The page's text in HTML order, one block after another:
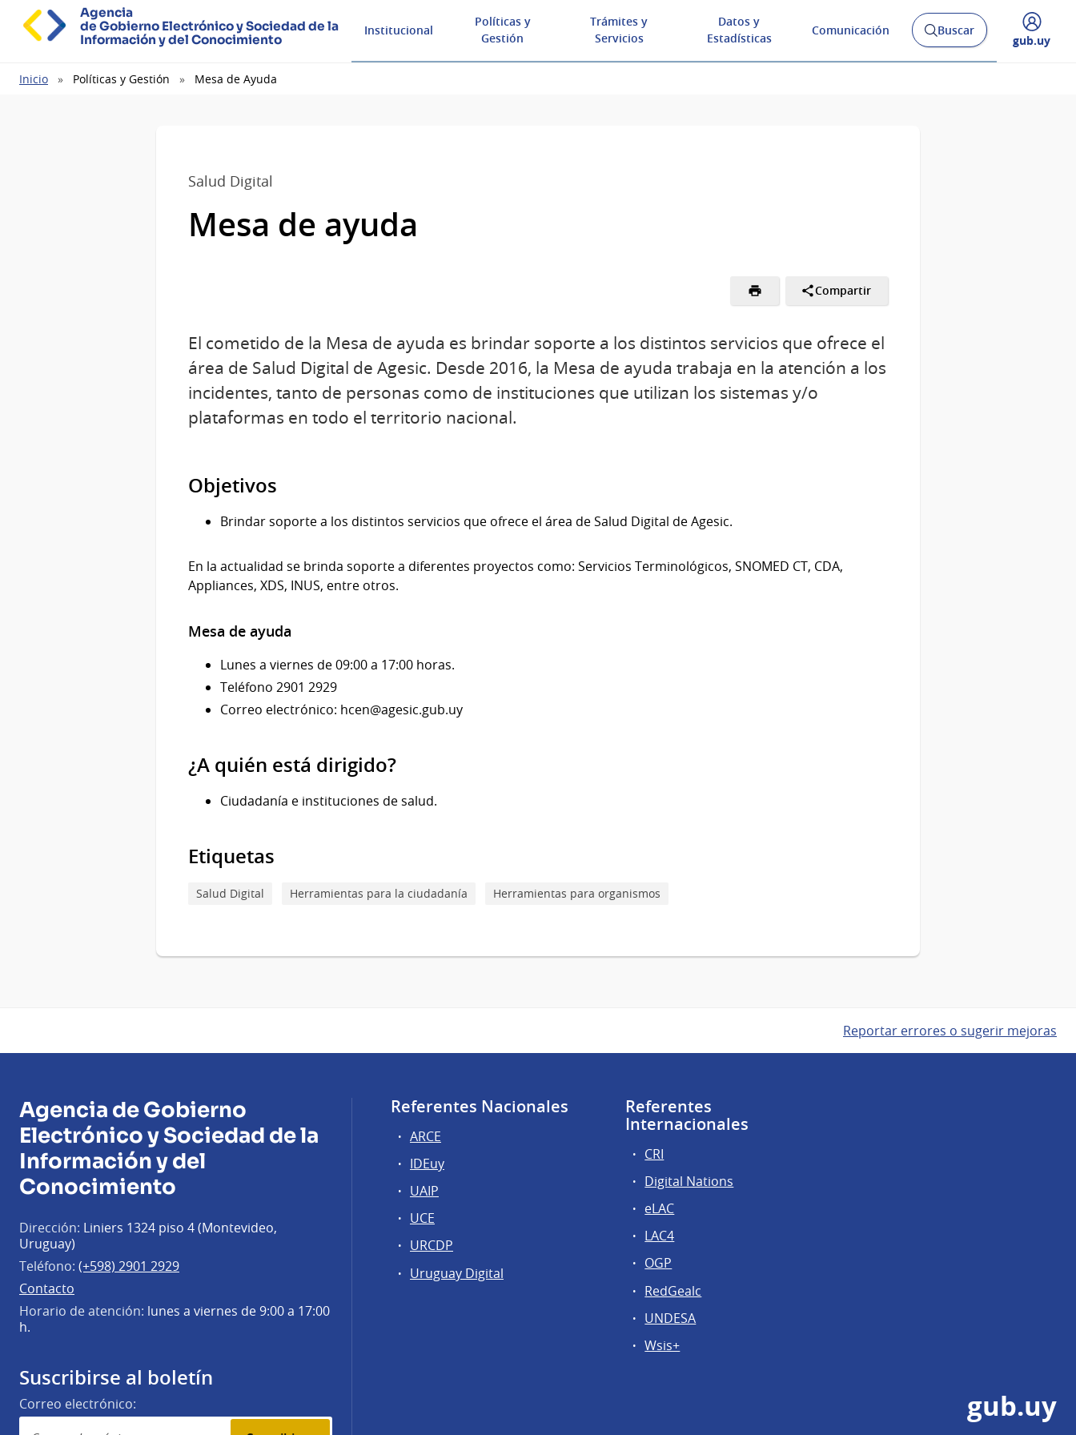
Agencia
de Gobierno Electrónico y Sociedad de la
Información y del Conocimiento
Institucional
Políticas y
Gestión
Trámites y
Servicios
Datos y
Estadísticas
Comunicación
AbrirBuscar
Desplegar
gub.uy
Ruta
Inicio Políticas y Gestión Mesa de Ayuda
Salud Digital
Mesa de ayuda
Compartir
El cometido de la Mesa de ayuda es brindar soporte a los distintos servicios que ofrece el
área de Salud Digital de Agesic. Desde 2016, la Mesa de ayuda trabaja en la atención a los
incidentes, tanto de personas como de instituciones que utilizan los sistemas y/o
plataformas en todo el territorio nacional.
Objetivos
Brindar soporte a los distintos servicios que ofrece el área de Salud Digital de Agesic.
En la actualidad se brinda soporte a diferentes proyectos como: Servicios Terminológicos, SNOMED CT, CDA,
Appliances, XDS, INUS, entre otros.
Mesa de ayuda
Lunes a viernes de 09:00 a 17:00 horas.
Teléfono 2901 2929
Correo electrónico: hcen@agesic.gub.uy
¿A quién está dirigido?
Ciudadanía e instituciones de salud.
Etiquetas
Salud Digital Herramientas para la ciudadanía Herramientas para organismos
Reportar errores o sugerir mejoras
Agencia de Gobierno
Electrónico y Sociedad de la
Información y del
Conocimiento
Dirección: Liniers 1324 piso 4 (Montevideo,
Uruguay)
Teléfono: (+598) 2901 2929
Contacto
Horario de atención: lunes a viernes de 9:00 a 17:00
h.
Suscribirse al boletín
Correo electrónico:
Referentes Nacionales
ARCE
IDEuy
UAIP
UCE
URCDP
Uruguay Digital
Referentes
Internacionales
CRI
Digital Nations
eLAC
LAC4
OGP
RedGealc
UNDESA
Wsis+
gub.uy